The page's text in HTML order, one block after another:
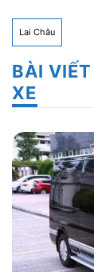
Lai Châu
BÀI
XE